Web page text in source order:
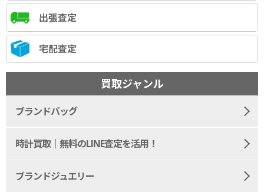
出張査定
宅配査定
買取ジャンル
ブランドバッグ
時計買取｜無料のLINE査定を活用！
ブランドジュエリー